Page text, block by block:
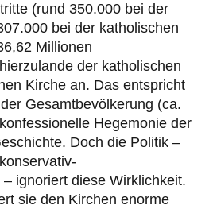
(rund 350.000 bei der
bei der katholischen
Millionen
der katholischen
Kirche an. Das entspricht
Gesamtbevölkerung (ca.
Hegemonie der
Doch die Politik –
ignoriert diese Wirklichkeit.
sie den Kirchen enorme